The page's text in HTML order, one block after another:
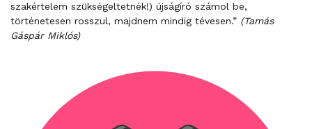
szakértelem szükségeltetnék!) újságíró számol be,
történetesen rosszul, majdnem mindig tévesen.” (Tamás
Gáspár Miklós)